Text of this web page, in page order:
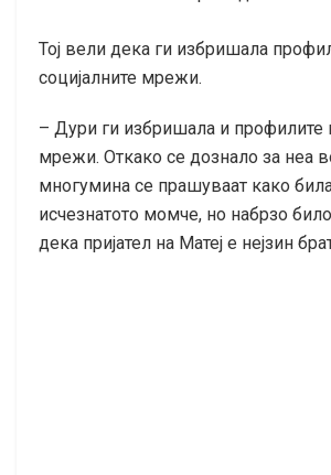
Тој вели дека ги избришала
социјалните мрежи.
– Дури ги избришала и профилите
мрежи. Откако се дознало за неа
многумина се прашуваат како
исчезнатото момче, но набрзо
дека пријател на Матеј е нејзин